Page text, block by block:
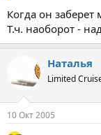
Когда он
Т.ч. наоборот -
Наталья
Limited
10 Окт 2005